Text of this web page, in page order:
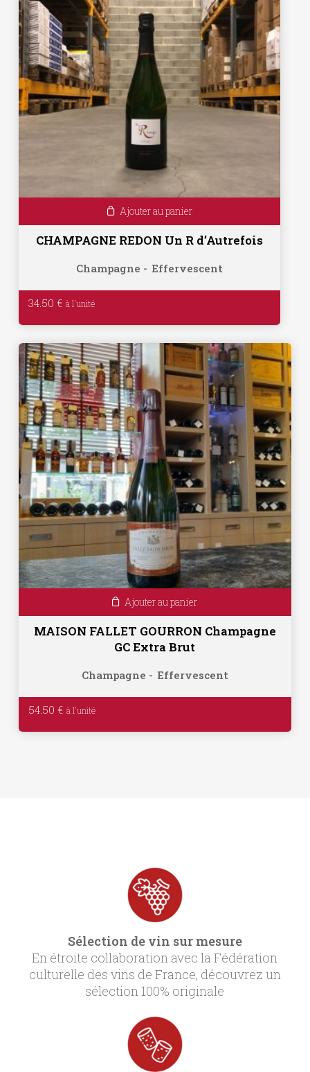
Ajouter au panier
CHAMPAGNE REDON Un R d’Autrefois
Champagne Effervescent
34.50 €
Ajouter au panier
MAISON FALLET GOURRON Champagne
GC Extra Brut
Champagne Effervescent
54.50 €
Sélection de vin sur mesure
En étroite collaboration avec la Fédération
culturelle des vins de France, découvrez un
sélection 100% originale